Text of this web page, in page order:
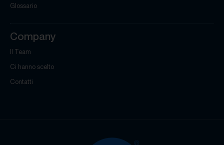
Glossario
Company
Il Team
Ci hanno scelto
Contatti